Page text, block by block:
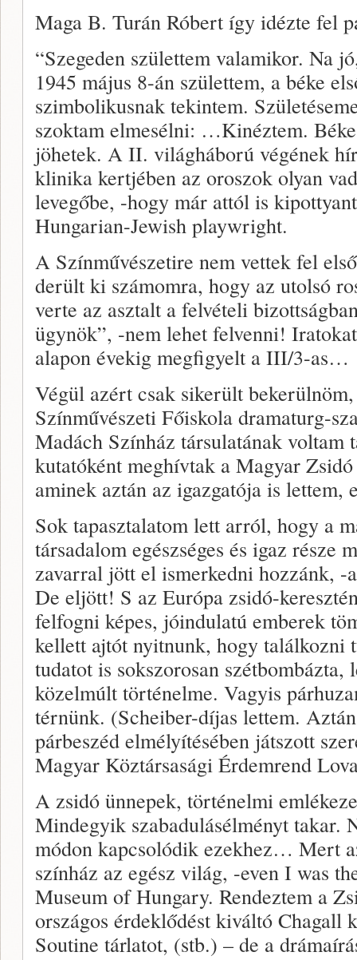
Maga B. Turán Róbert így idézte fel
“Szegeden születtem valamikor. Na
1945 május 8-án születtem, a béke
szimbolikusnak tekintem.
szoktam elmesélni: …Kinéztem.
jöhetek. A II. világháború végének
klinika kertjében az oroszok olyan
levegőbe, -hogy már attól is
Hungarian-Jewish playwright.
A Színművészetire nem vettek fel
derült ki számomra, hogy az utolsó
verte az asztalt a felvételi
ügynök”, -nem lehet felvenni!
alapon évekig megfigyelt a III/3-as…
Végül azért csak sikerült
Színművészeti Főiskola dramaturg-
Madách Színház társulatának voltam
kutatóként meghívtak a Magyar
aminek aztán az igazgatója is lettem,
Sok tapasztalatom lett arról, hogy a
társadalom egészséges és igaz része
zavarral jött el ismerkedni hozzánk, -
De eljött! S az Európa zsidó-
felfogni képes, jóindulatú emberek
kellett ajtót nyitnunk, hogy találkozni
tudatot is sokszorosan
közelmúlt történelme. Vagyis
térnünk. (Scheiber-díjas lettem.
párbeszéd elmélyítésében játszott
Magyar Köztársasági Érdemrend
A zsidó ünnepek, történelmi
Mindegyik szabadulásélményt takar.
módon kapcsolódik ezekhez… Mert
színház az egész világ, -even I was
Museum of Hungary. Rendeztem a
országos érdeklődést kiváltó
Soutine tárlatot, (stb.) – de a